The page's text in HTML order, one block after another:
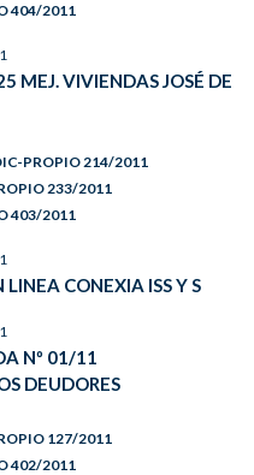
404/2011
MEJ. VIVIENDAS JOSÉ DE
PROPIO 214/2011
233/2011
403/2011
CONEXIA ISS Y S
Nº 01/11
DEUDORES
127/2011
402/2011